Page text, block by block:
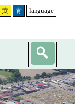
黄 青 language